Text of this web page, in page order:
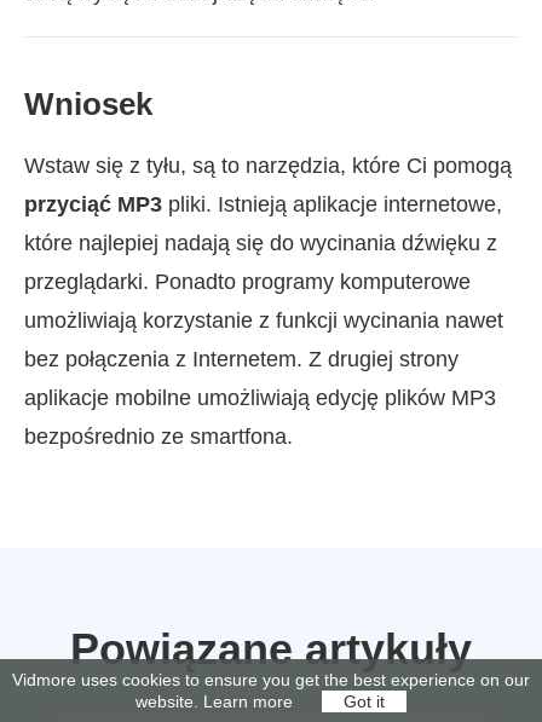
Wniosek
Wstaw się z tyłu, są to narzędzia, które Ci pomogą
przyciąć MP3 pliki. Istnieją aplikacje internetowe,
które najlepiej nadają się do wycinania dźwięku z
przeglądarki. Ponadto programy komputerowe
umożliwiają korzystanie z funkcji wycinania nawet
bez połączenia z Internetem. Z drugiej strony
aplikacje mobilne umożliwiają edycję plików MP3
bezpośrednio ze smartfona.
Powiązane artykuły
Vidmore uses cookies to ensure you get the best experience on our
website. Learn more Got it